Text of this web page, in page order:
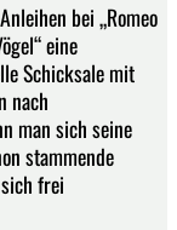
bei „Romeo
eine
Schicksale mit
nach
man sich seine
stammende
frei